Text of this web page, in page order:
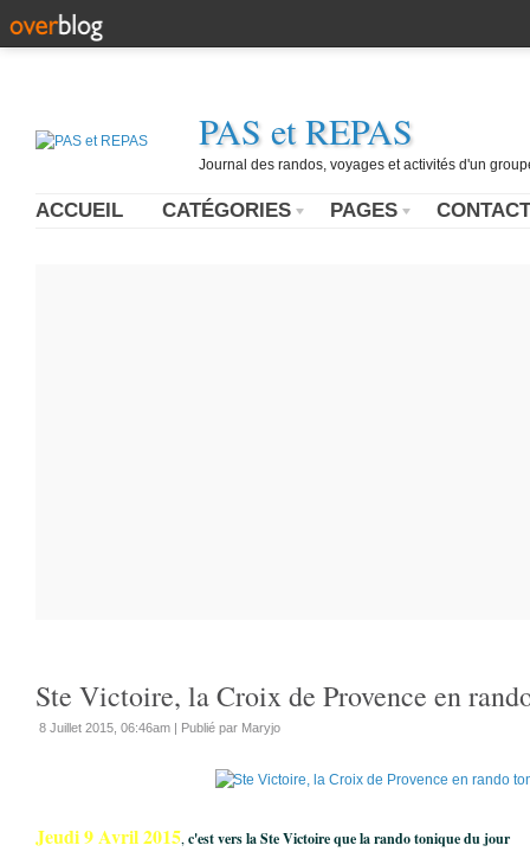
PAS et REPAS
Journal des randos, voyages et activités d'un
ACCUEIL CATÉGORIES PAGES CONTACT
Ste Victoire, la Croix de Provence en
8 Juillet 2015, 06:46am | Publié par Maryjo
Jeudi 9 Avril 2015, c'est vers la Ste Victoire que la rando tonique du jour